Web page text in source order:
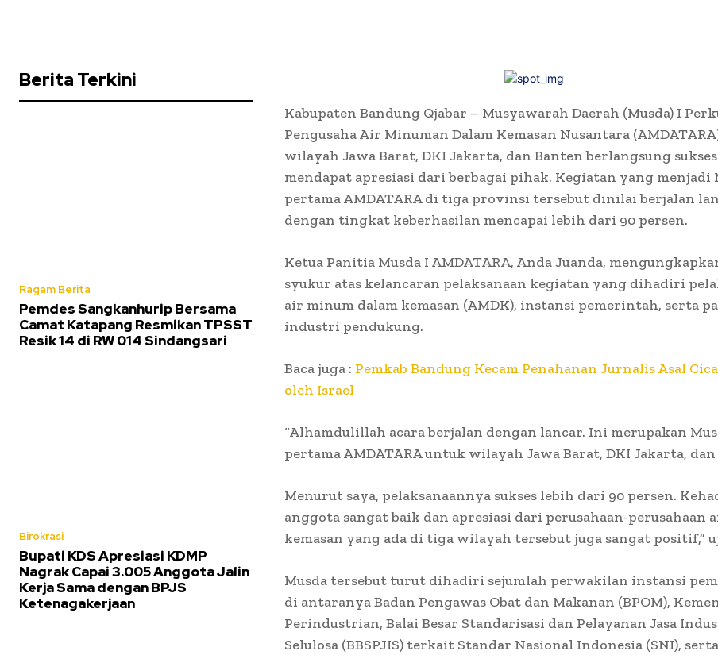
Berita Terkini
Ragam Berita
Pemdes Sangkanhurip Bersama
Camat Katapang Resmikan TPSST
Resik 14 di RW 014 Sindangsari
Birokrasi
Bupati KDS Apresiasi KDMP
Nagrak Capai 3.005 Anggota Jalin
Kerja Sama dengan BPJS
Ketenagakerjaan
Kabupaten Bandung Qjabar – Musyawarah Daerah (Musda) I
Pengusaha Air Minuman Dalam Kemasan Nusantara
wilayah Jawa Barat, DKI Jakarta, dan Banten berlangsung
mendapat apresiasi dari berbagai pihak. Kegiatan yang menjadi
pertama AMDATARA di tiga provinsi tersebut dinilai berjalan
dengan tingkat keberhasilan mencapai lebih dari 90 persen.
Ketua Panitia Musda I AMDATARA, Anda Juanda,
syukur atas kelancaran pelaksanaan kegiatan yang dihadiri
air minum dalam kemasan (AMDK), instansi pemerintah, serta
industri pendukung.
Baca juga : Pemkab Bandung Kecam Penahanan Jurnalis Asal
oleh Israel
“Alhamdulillah acara berjalan dengan lancar. Ini merupakan
pertama AMDATARA untuk wilayah Jawa Barat, DKI Jakarta,
Menurut saya, pelaksanaannya sukses lebih dari 90 persen.
anggota sangat baik dan apresiasi dari perusahaan-perusahaan
kemasan yang ada di tiga wilayah tersebut juga sangat positif,”
Musda tersebut turut dihadiri sejumlah perwakilan instansi
di antaranya Badan Pengawas Obat dan Makanan (BPOM),
Perindustrian, Balai Besar Standarisasi dan Pelayanan Jasa
Selulosa (BBSPJIS) terkait Standar Nasional Indonesia (SNI),